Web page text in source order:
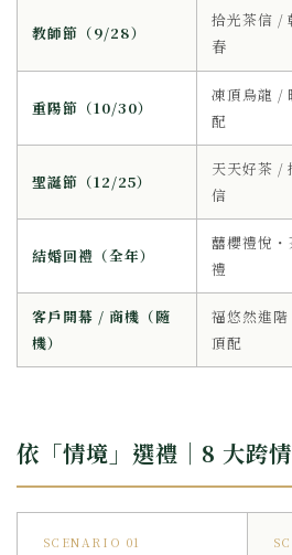
教師節（9/28）
拾光茶信 /
春
重陽節（10/30）
凍頂烏龍 /
配
聖誕節（12/25）
天天好茶 /
信
結婚回禮（全年）
囍櫻禮悅・
禮
客戶開幕 / 商機（隨
機）
福悠然進
頂配
依「情境」選禮｜8 大跨
SCENARIO 01